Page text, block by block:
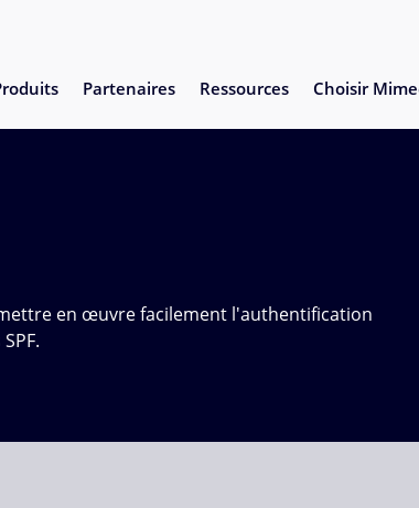
Partenaires Ressources Choisir
en œuvre facilement l'authentification